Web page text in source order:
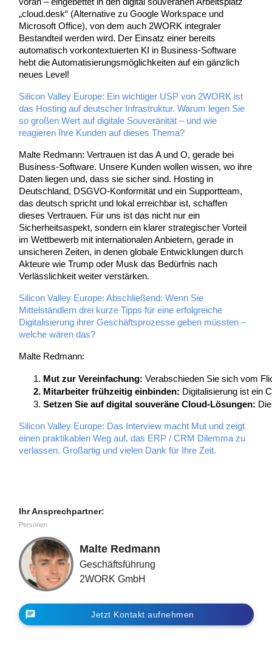
„cloud.desk“ (Alternative zu Google Workspace und
Microsoft Office), von dem auch 2WORK integraler
Bestandteil werden wird. Der Einsatz einer bereits
automatisch vorkontextuierten KI in Business-Software
hebt die Automatisierungsmöglichkeiten auf ein gänzlich
neues Level!
Silicon Valley Europe: Ein wichtiger USP von 2WORK ist
das Hosting auf deutscher Infrastruktur. Warum legen Sie
so großen Wert auf digitale Souveränität – und wie
reagieren Ihre Kunden auf dieses Thema?
Malte Redmann: Vertrauen ist das A und O, gerade bei
Business-Software. Unsere Kunden wollen wissen, wo ihre
Daten liegen und, dass sie sicher sind. Hosting in
Deutschland, DSGVO-Konformität und ein Supportteam,
das deutsch spricht und lokal erreichbar ist, schaffen
dieses Vertrauen. Für uns ist das nicht nur ein
Sicherheitsaspekt, sondern ein klarer strategischer Vorteil
im Wettbewerb mit internationalen Anbietern, gerade in
unsicheren Zeiten, in denen globale Entwicklungen durch
Akteure wie Trump oder Musk das Bedürfnis nach
Verlässlichkeit weiter verstärken.
Silicon Valley Europe: Abschließend: Wenn Sie
Mittelständlern drei kurze Tipps für eine erfolgreiche
Digitalisierung ihrer Geschäftsprozesse geben müssten –
welche wären das?
Malte Redmann:
Mut zur Vereinfachung: Verabschieden Sie sich vom
Mitarbeiter frühzeitig einbinden: Digitalisierung ist ein
Setzen Sie auf digital souveräne Cloud-Lösungen:
Silicon Valley Europe: Das Interview macht Mut und zeigt
einen praktikablen Weg auf, das ERP / CRM Dilemma zu
verlassen. Großartig und vielen Dank für Ihre Zeit.
Ihr Ansprechpartner:
Personen
Malte Redmann
Geschäftsführung
2WORK GmbH
chat Jetzt Kontakt aufnehmen